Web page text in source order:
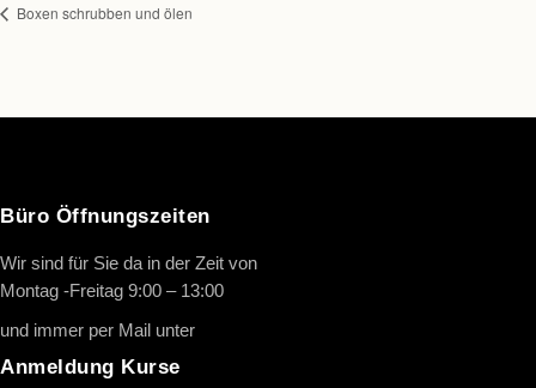
Boxen schrubben und ölen
Büro Öffnungszeiten
Wir sind für Sie da in der Zeit von
Montag -Freitag 9:00 – 13:00
und immer per Mail unter
Anmeldung Kurse